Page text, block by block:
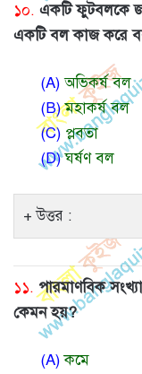
১০. একটি ফুটবলকে
একটি বল কাজ করে
(A)অভিকর্ষ বল
(B)মহাকর্ষ বল
(C) প্লবতা
(D)ঘর্ষণ বল
উত্তর :
১১. পারমাণবিক
কেমন হয়?
(A)কমে